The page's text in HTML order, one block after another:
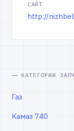
САЙТ
http://
КАТЕГОРИИ
Газ
Камаз 740